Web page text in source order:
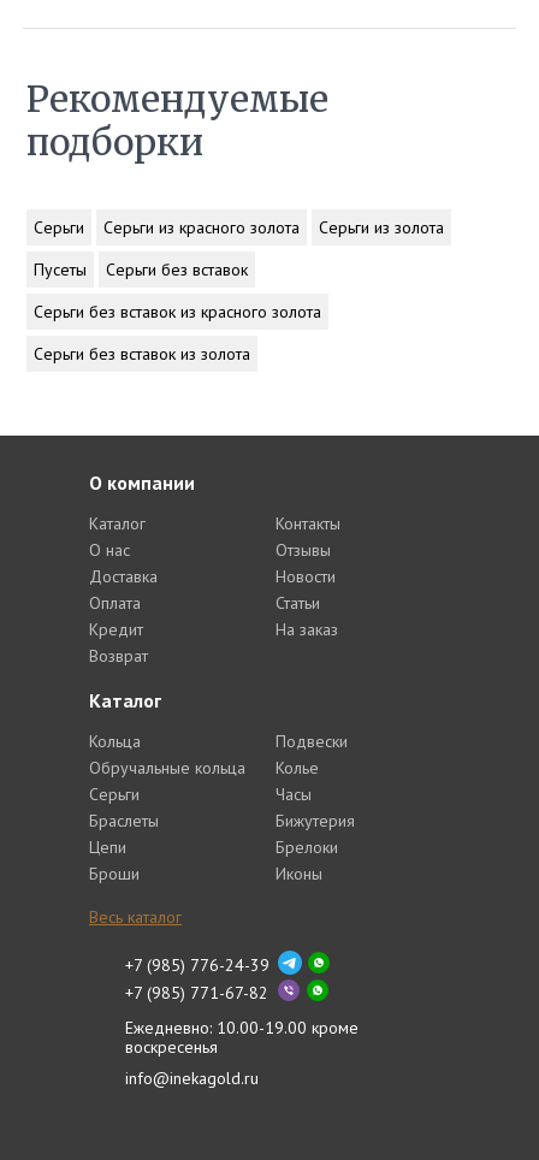
Рекомендуемые
подборки
Серьги Серьги из красного золота
Серьги из золота
Пусеты
Серьги без вставок
Серьги без вставок из красного золота
Серьги без вставок из золота
Каталог
Кольца
Обручальные кольца
Серьги
Браслеты
Цепи
Броши
Подвески
Колье
Часы
Бижутерия
Брелоки
Иконы
Весь каталог
О компании
Каталог
О нас
Доставка
Оплата
Кредит
Возврат
Контакты
Отзывы
Новости
Статьи
На заказ
+7 (985) 776-24-39
+7 (985) 771-67-82
Ежедневно: 10.00-19.00 кроме
воскресенья
info@inekagold.ru